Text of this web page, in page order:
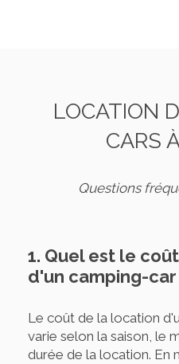
LOCATION
CARS
Questions
1. Quel est le
d'un camping-car
Le coût de la location
varie selon la saison, le
durée de la location. En